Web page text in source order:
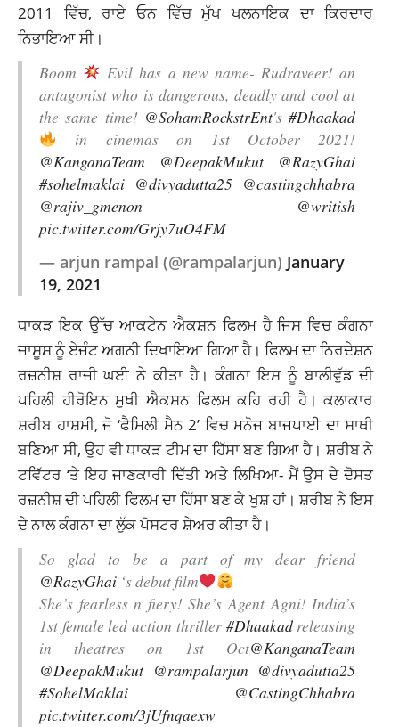
2011 ਵਿੱਚ, ਰਾਏ ਓਨ ਵਿੱਚ ਮੁੱਖ ਖਲਨਾਇਕ ਦਾ ਕਿਰਦਾਰ
ਨਿਭਾਇਆ ਸੀ।
Boom
Evil has a new name- Rudraveer! an
antagonist who is dangerous, deadly and cool at
the same time! @SohamRockstrEnt's#Dhaakad
in cinemas on 1st October 2021!
@KanganaTeam
@DeepakMukut
@RazyGhai
#sohelmaklai @divyadutta25 @castingchhabra
@rajiv_gmenon
@writish
pic.twitter.com/Grjy7uO4FM
— arjun rampal (@rampalarjun) January
19, 2021
ਧਾਕੜ ਇਕ ਉੱਚ ਆਕਟੇਨ ਐਕਸ਼ਨ ਫਿਲਮ ਹੈ ਜਿਸ ਵਿਚ ਕੰਗਨਾ
ਜਾਸੂਸ ਨੂੰ ਏਜੰਟ ਅਗਨੀ ਦਿਖਾਇਆ ਗਿਆ ਹੈ। ਫਿਲਮ ਦਾ ਨਿਰਦੇਸ਼ਨ
ਰਜ਼ਨੀਸ਼ ਰਾਜੀ ਘਈ ਨੇ ਕੀਤਾ ਹੈ। ਕੰਗਨਾ ਇਸ ਨੂੰ ਬਾਲੀਵੁੱਡ ਦੀ
ਪਹਿਲੀ ਹੀਰੋਇਨ ਮੁਖੀ ਐਕਸ਼ਨ ਫਿਲਮ ਕਹਿ ਰਹੀ ਹੈ। ਕਲਾਕਾਰ
ਸ਼ਰੀਬ ਹਾਸ਼ਮੀ, ਜੋ ‘ਫੈਮਿਲੀ ਮੈਨ 2’ ਵਿਚ ਮਨੋਜ ਬਾਜਪਾਈ ਦਾ ਸਾਥੀ
ਬਣਿਆ ਸੀ, ਉਹ ਵੀ ਧਾਕੜ ਟੀਮ ਦਾ ਹਿੱਸਾ ਬਣ ਗਿਆ ਹੈ। ਸ਼ਰੀਬ ਨੇ
ਟਵਿੱਟਰ ‘ਤੇ ਇਹ ਜਾਣਕਾਰੀ ਦਿੱਤੀ ਅਤੇ ਲਿਖਿਆ- ਮੈਂ ਉਸ ਦੇ ਦੋਸਤ
ਰਜ਼ਨੀਸ਼ ਦੀ ਪਹਿਲੀ ਫਿਲਮ ਦਾ ਹਿੱਸਾ ਬਣ ਕੇ ਖੁਸ਼ ਹਾਂ। ਸ਼ਰੀਬ ਨੇ ਇਸ
ਦੇ ਨਾਲ ਕੰਗਨਾ ਦਾ ਲੁੱਕ ਪੋਸਟਰ ਸ਼ੇਅਰ ਕੀਤਾ ਹੈ।
So glad to be a part of my dear friend
@RazyGhai ‘s debut film
She’s fearless n fiery! She’s Agent Agni! India’s
1st female led action thriller #Dhaakadreleasing
in theatres on 1st Oct@KanganaTeam
@DeepakMukut @rampalarjun @divyadutta25
#SohelMaklai
@CastingChhabra
pic.twitter.com/3jUfnqaexw